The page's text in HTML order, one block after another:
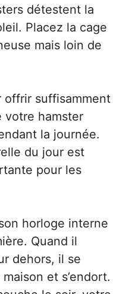
détestent la
Placez la cage
mais loin de
offrir suffisamment
votre hamster
la journée.
du jour est
pour les
horloge interne
Quand il
dehors, il se
et s’endort.